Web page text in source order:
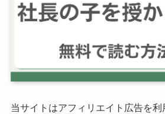
当サイトはアフィリエイト広告を利